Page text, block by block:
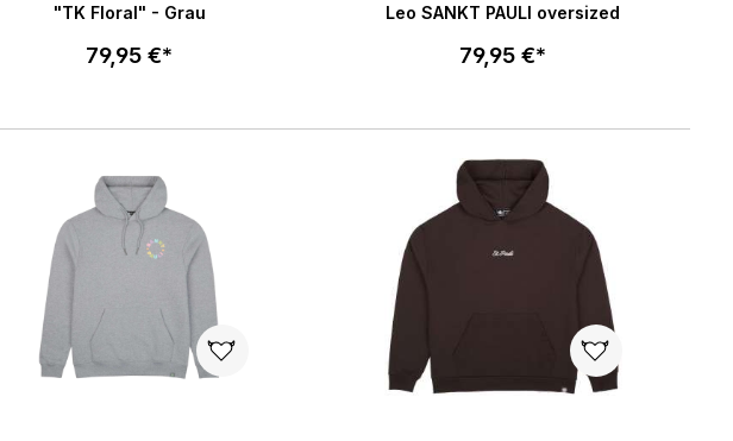
"TK Floral" - Grau
79,95 €*
In den Warenkorb
Leo SANKT PAULI oversized
79,95 €*
In den Warenkorb